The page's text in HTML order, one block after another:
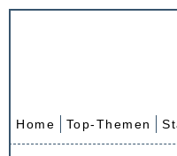
Home Top-Themen